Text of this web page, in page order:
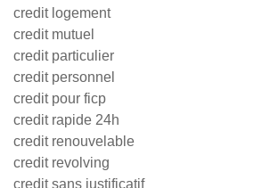
credit logement
credit mutuel
credit particulier
credit personnel
credit pour ficp
credit rapide 24h
credit renouvelable
credit revolving
credit sans justificatif